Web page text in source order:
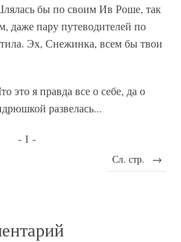
бы по своим Ив Роше, так
даже пару путеводителей по
Эх, Снежинка, всем бы твои
я правда все о себе, да о
развелась...
- 1 -
Сл. стр. →